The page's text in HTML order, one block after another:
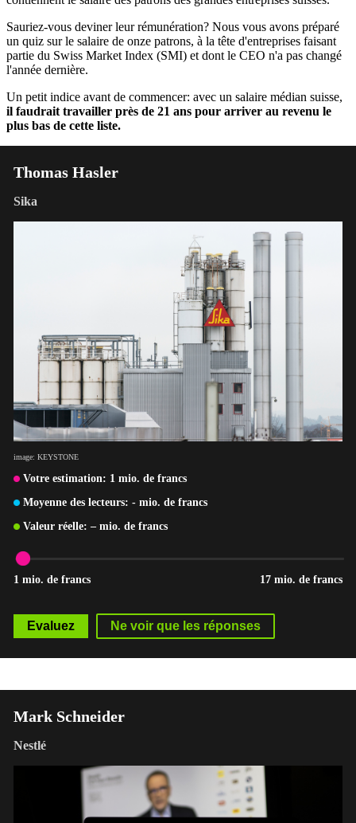
Sauriez-vous deviner leur rémunération? Nous vous avons préparé
un quiz sur le salaire de onze patrons, à la tête d'entreprises faisant
partie du Swiss Market Index (SMI) et dont le CEO n'a pas changé
l'année dernière.
Un petit indice avant de commencer: avec un salaire médian suisse,
il faudrait travailler près de 21 ans pour arriver au revenu le
plus bas de cette liste.
Thomas Hasler
Sika
image: KEYSTONE
Votre estimation: 1 mio. de francs
Moyenne des lecteurs: - mio. de francs
Valeur réelle: – mio. de francs
1 mio. de francs 17 mio. de francs
Mark Schneider
Nestlé